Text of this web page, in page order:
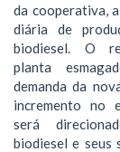
da cooperativa,
diária de
biodiesel. O
planta
demanda da
incremento no
será
biodiesel e seus